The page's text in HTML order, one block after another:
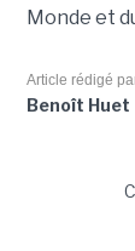
Monde et
Article rédigé
Benoît Huet